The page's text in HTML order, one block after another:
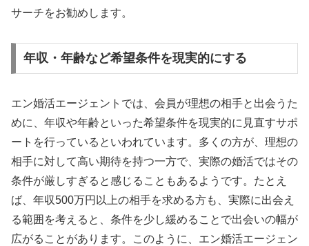
サーチをお勧めします。
年収・年齢など希望条件を現実的にする
エン婚活エージェントでは、会員が理想の相手と出会うた
めに、年収や年齢といった希望条件を現実的に見直すサポ
ートを行っているといわれています。多くの方が、理想の
相手に対して高い期待を持つ一方で、実際の婚活ではその
条件が厳しすぎると感じることもあるようです。たとえ
ば、年収500万円以上の相手を求める方も、実際に出会え
る範囲を考えると、条件を少し緩めることで出会いの幅が
広がることがあります。このように、エン婚活エージェン